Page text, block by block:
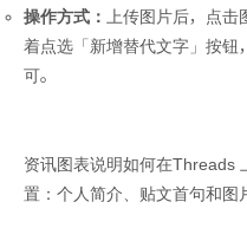
操作方式：
上传图片后，点
着点选「新增替代文字」按钮
可。
资讯图表说明如何在Threads
置：个人简介、贴文首句和图